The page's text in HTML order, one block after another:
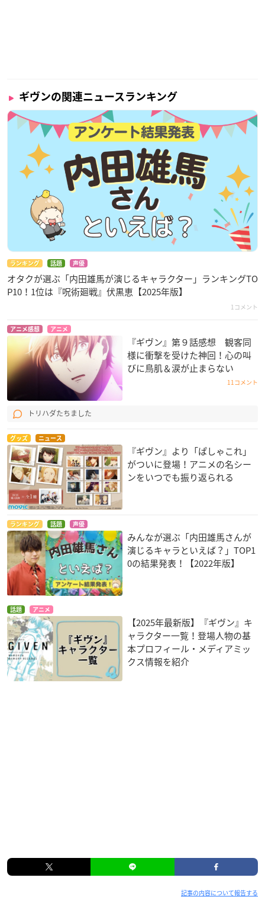
ギヴンの関連ニュースランキング
ランキング 話題 声優
オタクが選ぶ「内田雄馬が演じるキャラクター」ランキングTO
P10！1位は『呪術廻戦』伏黒恵【2025年版】
1コメント
アニメ感想 アニメ
『ギヴン』第９話感想 観客同
様に衝撃を受けた神回！心の叫
びに鳥肌＆涙が止まらない
11コメント
トリハダたちました
グッズ ニュース
『ギヴン』より「ぱしゃこれ」
がついに登場！アニメの名シー
ンをいつでも振り返られる
ランキング 話題 声優
みんなが選ぶ「内田雄馬さんが
演じるキャラといえば？」TOP1
0の結果発表！【2022年版】
話題 アニメ
【2025年最新版】『ギヴン』キ
ャラクター一覧！登場人物の基
本プロフィール・メディアミッ
クス情報を紹介
記事の内容について報告する